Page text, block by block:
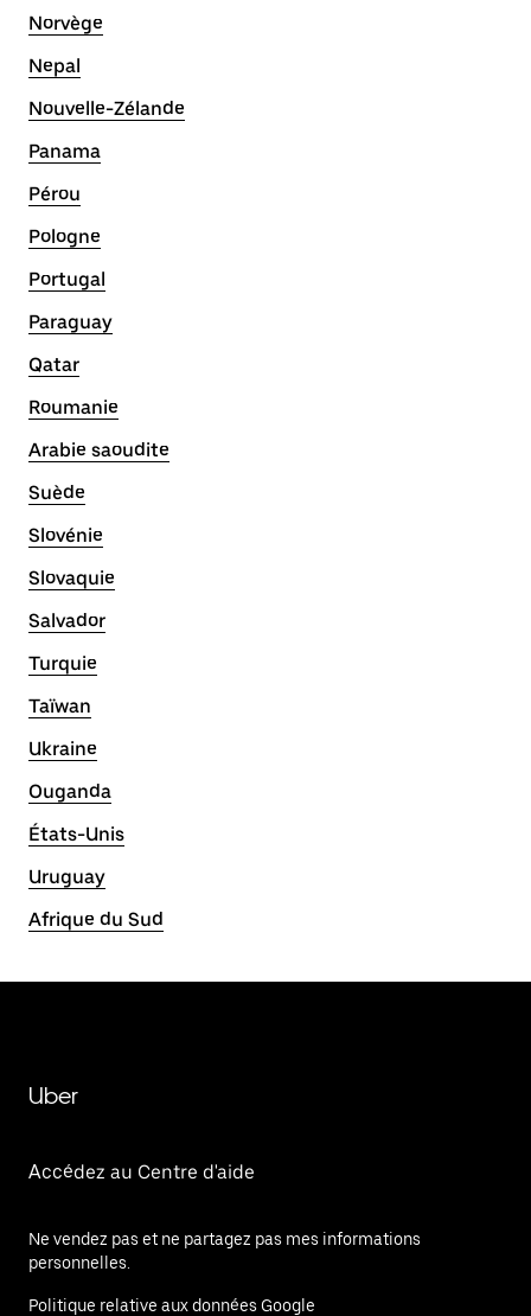
Norvège
Nepal
Nouvelle-Zélande
Panama
Pérou
Pologne
Portugal
Paraguay
Qatar
Roumanie
Arabie saoudite
Suède
Slovénie
Slovaquie
Salvador
Turquie
Taïwan
Ukraine
Ouganda
États-Unis
Uruguay
Afrique du Sud
Uber
Accédez au Centre d'aide
Ne vendez pas et ne partagez pas mes informations
personnelles.
Politique relative aux données Google